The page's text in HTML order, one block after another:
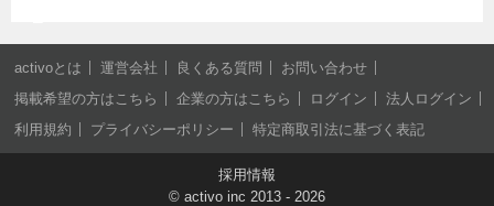
activoとは 運営会社 良くある質問
お問い合わせ
掲載希望の方はこちら
企業の方はこちら ログイン
法人ログイン
利用規約
プライバシーポリシー 特定商取引法に基づく表記
採用情報
© activo inc 2013 - 2026